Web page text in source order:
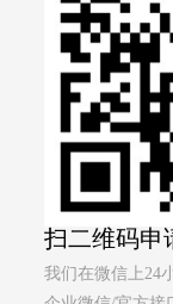
扫二维码申
我们在微信上24